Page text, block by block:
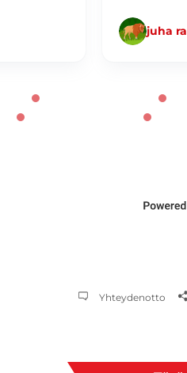
juha
Yhteydenotto